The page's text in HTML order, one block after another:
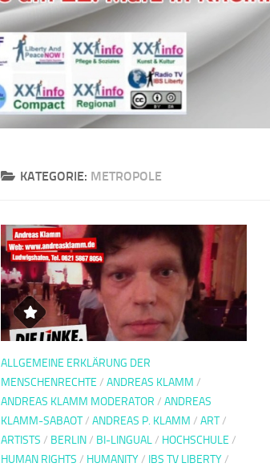
KATEGORIE: METROPOLE
ALLGEMEINE ERKLÄRUNG DER
MENSCHENRECHTE / ANDREAS KLAMM /
ANDREAS KLAMM MODERATOR / ANDREAS
KLAMM-SABAOT/ ANDREAS P. KLAMM / ART/
ARTISTS / BERLIN/ BI-LINGUAL/ HOCHSCHULE /
HUMAN RIGHTS / HUMANITY/ IBS TV LIBERTY/